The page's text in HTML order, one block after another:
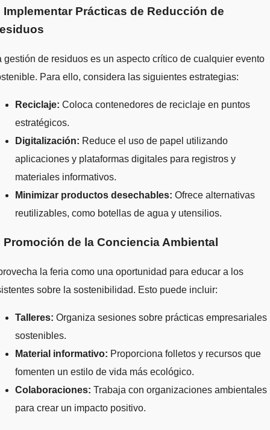
Implementar Prácticas de Reducción de
gestión de residuos es un aspecto crítico de cualquier evento
Para ello, considera las siguientes estrategias:
Reciclaje: Coloca contenedores de reciclaje en puntos
estratégicos.
Digitalización: Reduce el uso de papel utilizando
aplicaciones y plataformas digitales para registros y
materiales informativos.
Minimizar productos desechables: Ofrece alternativas
reutilizables, como botellas de agua y utensilios.
Promoción de la Conciencia Ambiental
la feria como una oportunidad para educar a los
sobre la sostenibilidad. Esto puede incluir:
Talleres: Organiza sesiones sobre prácticas empresariales
sostenibles.
Material informativo: Proporciona folletos y recursos que
fomenten un estilo de vida más ecológico.
Colaboraciones: Trabaja con organizaciones ambientales
para crear un impacto positivo.